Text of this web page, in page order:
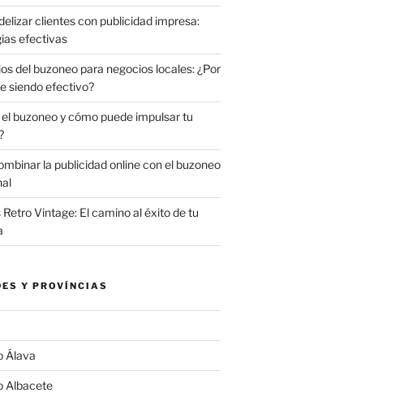
clientes con publicidad impresa:
efectivas
del buzoneo para negocios locales: ¿Por
siendo efectivo?
el buzoneo y cómo puede impulsar tu
la publicidad online con el buzoneo
Retro Vintage: El camino al éxito de tu
Y PROVÍNCIAS
Álava
Albacete